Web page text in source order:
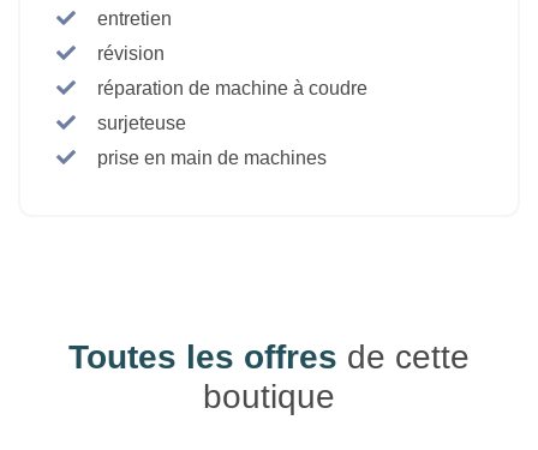
entretien
révision
réparation de machine à coudre
surjeteuse
prise en main de machines
Toutes les offres de cette
boutique